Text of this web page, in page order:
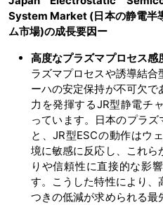
System Market (日本の静電半
ム市場)の成長要因ー
高度なプラズマプロセス感
ラズマプロセスや誘導結合
ーハの安定保持が不可欠
力を発揮するJR型静電チ
っています。日本のプラ
と、JR型ESCの動作はウ
境に敏感に反応し、これら
りや信頼性に直接的な影
す。こうした特性により、
つきの低減が求められる最